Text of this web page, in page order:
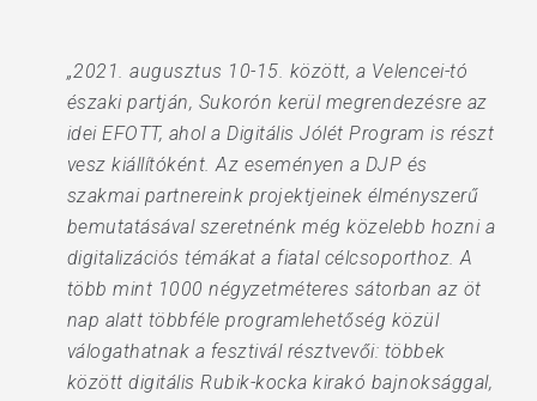
„2021. augusztus 10-15. között, a Velencei-tó
északi partján, Sukorón kerül megrendezésre az
idei EFOTT, ahol a Digitális Jólét Program is részt
vesz kiállítóként. Az eseményen a DJP és
szakmai partnereink projektjeinek élményszerű
bemutatásával szeretnénk még közelebb hozni a
digitalizációs témákat a fiatal célcsoporthoz. A
több mint 1000 négyzetméteres sátorban az öt
nap alatt többféle programlehetőség közül
válogathatnak a fesztivál résztvevői: többek
között digitális Rubik-kocka kirakó bajnoksággal,